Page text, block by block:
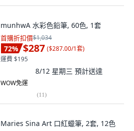
munhwA 水彩色鉛筆, 60色, 1套
首購折扣價$1,034
72% $287 ($287.00/1套)
運費 $195
8/12 星期三 預計送達
WOW免運
(11)
Maries Sina Art 口紅蠟筆, 2套, 12色